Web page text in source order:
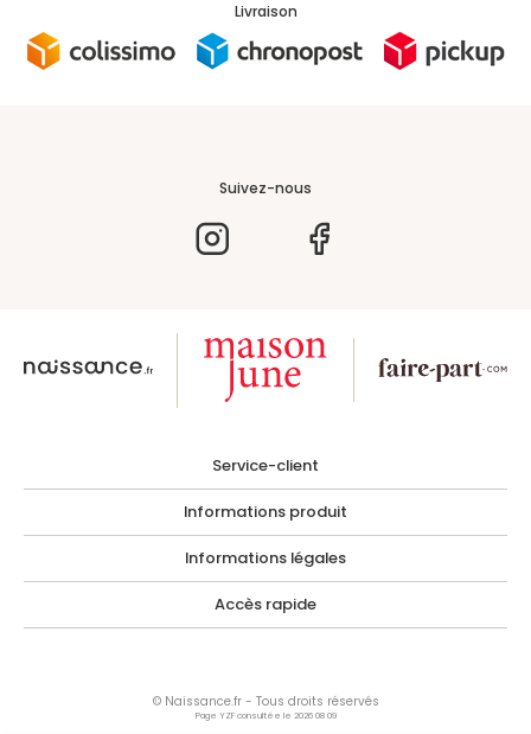
Livraison
Suivez-nous
Service-client
Informations produit
Informations légales
Accès rapide
© Naissance.fr - Tous droits réservés
Page YZF consultée le 2026 08 09